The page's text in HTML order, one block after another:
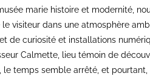
marie histoire et modernité,
visiteur dans une atmosphère
de curiosité et installations
Calmette, lieu témoin de
le temps semble arrêté, et pourtant,